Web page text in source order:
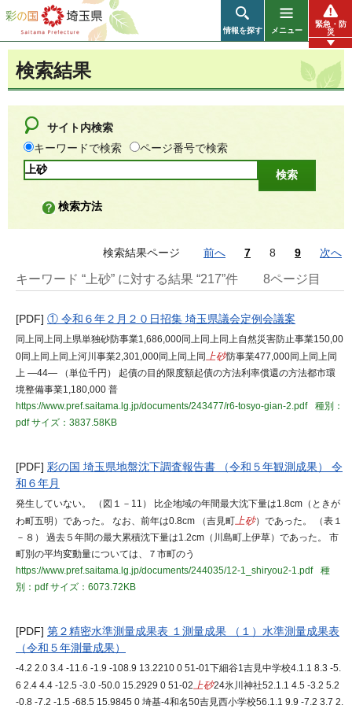
彩の国 埼玉県
情報を探す メニュー
緊急・防
災
検索結果
サイト内検索
キーワードで検索
ページ番号で検索
検索方法
検索結果ページ 前へ 7 8 9 次へ
キーワード “上砂” に対する結果 “217”件 8ページ目
[PDF] ① 令和６年２月２０日招集 埼玉県議会定例会議案
同上同上同上県単独砂防事業1,686,000同上同上同上自然災害防止事業150,00
0同上同上同上河川事業2,301,000同上同上同上砂防事業477,000同上同上同
上 ―44― （単位千円） 起債の目的限度額起債の方法利率償還の方法都市環
境整備事業1,180,000 普
https://www.pref.saitama.lg.jp/documents/243477/r6-tosyo-gian-2.pdf
種別：
pdfサイズ：3837.58KB
[PDF] 彩の国 埼玉県地盤沈下調査報告書 （令和５年観測成果） 令
和６年月
発生していない。 （図１－11） 比企地域の年間最大沈下量は1.8cm（ときが
わ町五明）であった。 なお、前年は0.8cm （吉見町上砂）であった。 （表１
－８） 過去５年間の最大累積沈下量は1.2cm（川島町上伊草）であった。 市
町別の平均変動量については、７市町のう
https://www.pref.saitama.lg.jp/documents/244035/12-1_shiryou2-1.pdf
種
別：pdfサイズ：6073.72KB
[PDF] 第２精密水準測量成果表 １測量成果 （１）水準測量成果表
（令和５年測量成果）
-4.2 2.0 3.4 -11.6 -1.9 -108.9 13.2210 0 51-01下細谷1吉見中学校4.1.1 8.3 -5.
6 2.4 4.4 -12.5 -3.0 -50.0 15.2929 0 51-02上砂24氷川神社52.1.1 4.5 -3.2 5.2
-0.8 -7.2 -1.5 -68.5 15.9845 0 埼基-4和名50吉見西小学校56.1.1 9.9 -7.2 3.7 2.